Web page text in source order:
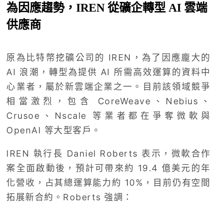
為因應趨勢，IREN 從礦企轉型 AI 雲端
供應商
原為比特幣挖礦公司的 IREN，為了因應龐大的
AI 浪潮，轉型為提供 AI 所需高效運算的資料中
心業者，屬於新雲端企業之一。目前該領域競爭
相當激烈，包含 CoreWeave、Nebius、
Crusoe、Nscale 等業者都在爭奪微軟與
OpenAI 等大型客戶。
IREN 執行長 Daniel Roberts 表示，微軟合作
案全面啟動後，預計可帶來約 19.4 億美元的年
化營收，占其總運算能力約 10%，目前仍有空間
拓展新合約。Roberts 強調：